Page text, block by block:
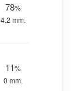
78%
4.2 mm.
11%
0 mm.